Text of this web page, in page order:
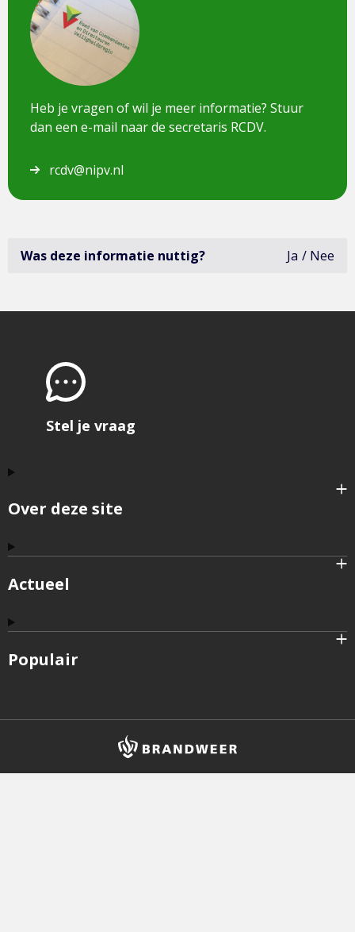
een
afbeelding
Heb je vragen of wil je meer informatie? Stuur
dan een e-mail naar de secretaris RCDV.
rcdv@nipv.nl
Was deze informatie nuttig? Ja Nee
Over deze site
Actueel
Populair
Stel je vraag
Brandweer